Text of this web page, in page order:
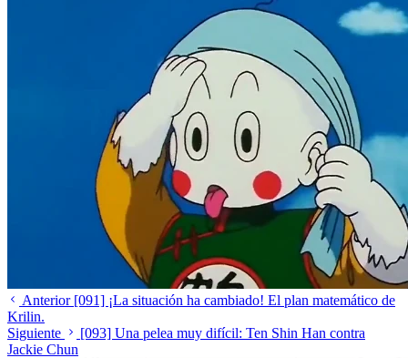
Anterior [091] ¡La situación ha cambiado! El plan matemático de
Krilin.
Siguiente
[093] Una pelea muy difícil: Ten Shin Han contra
Jackie Chun